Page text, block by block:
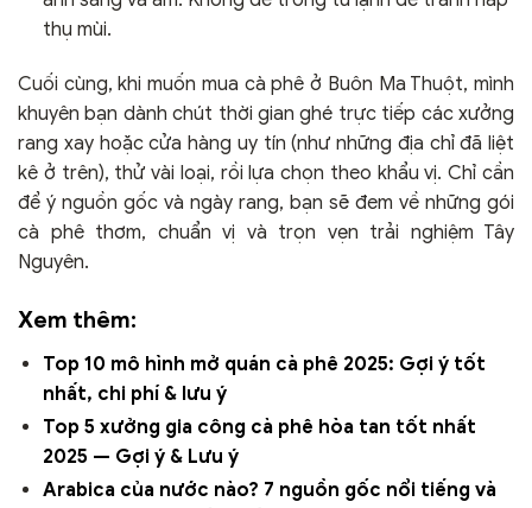
thụ mùi.
Cuối cùng, khi muốn mua cà phê ở Buôn Ma Thuột, mình
khuyên bạn dành chút thời gian ghé trực tiếp các xưởng
rang xay hoặc cửa hàng uy tín (như những địa chỉ đã liệt
kê ở trên), thử vài loại, rồi lựa chọn theo khẩu vị. Chỉ cần
để ý nguồn gốc và ngày rang, bạn sẽ đem về những gói
cà phê thơm, chuẩn vị và trọn vẹn trải nghiệm Tây
Nguyên.
Xem thêm:
Top 10 mô hình mở quán cà phê 2025: Gợi ý tốt
nhất, chi phí & lưu ý
Top 5 xưởng gia công cà phê hòa tan tốt nhất
2025 — Gợi ý & Lưu ý
Arabica của nước nào? 7 nguồn gốc nổi tiếng và